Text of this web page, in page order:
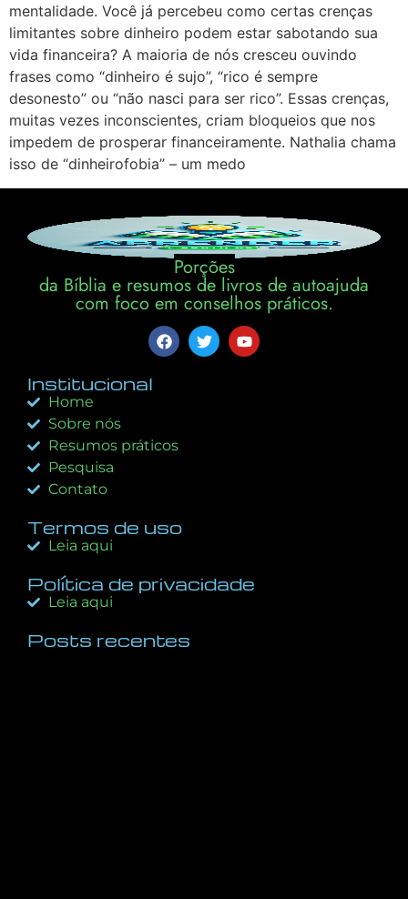
mentalidade. Você já percebeu como certas crenças
limitantes sobre dinheiro podem estar sabotando sua
vida financeira? A maioria de nós cresceu ouvindo
frases como “dinheiro é sujo”, “rico é sempre
desonesto” ou “não nasci para ser rico”. Essas crenças,
muitas vezes inconscientes, criam bloqueios que nos
impedem de prosperar financeiramente. Nathalia chama
isso de “dinheirofobia” – um medo
Porções
da Bíblia e resumos de livros de autoajuda
com foco em conselhos práticos.
Institucional
Home
Sobre nós
Resumos práticos
Pesquisa
Contato
Termos de uso
Leia aqui
Política de privacidade
Leia aqui
Posts recentes